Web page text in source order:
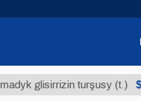
turşusy (t.)